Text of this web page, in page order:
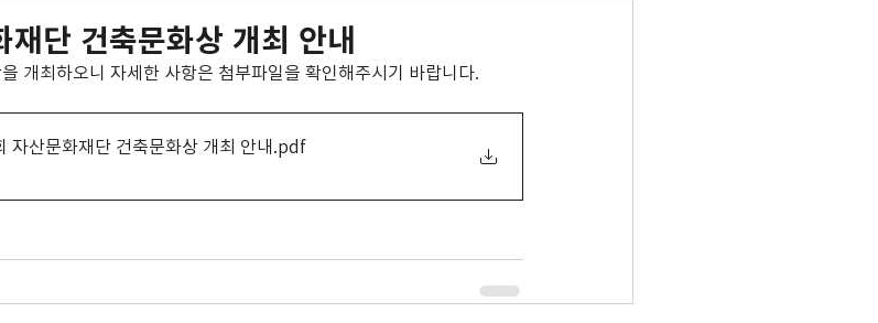
단 건축문화상 개최 안내
개최하오니 자세한 사항은 첨부파일을 확인해주시기 바랍니다.
자산문화재단 건축문화상 개최 안내 .pdf